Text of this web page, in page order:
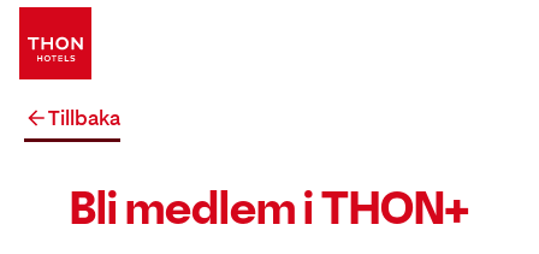
Tillbaka
Bli medlem i THON+